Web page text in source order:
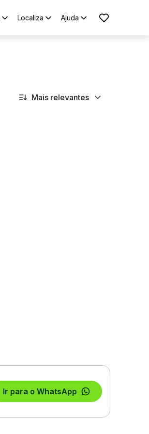
Localiza Ajuda
Mais relevantes
Ir para o WhatsApp